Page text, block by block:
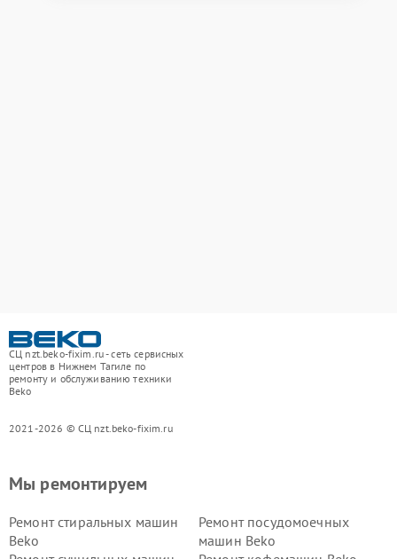
СЦ nzt.beko-fixim.ru - сеть сервисных
центров в Нижнем Тагиле по
ремонту и обслуживанию техники
Beko
2021-2026 © СЦ nzt.beko-fixim.ru
Мы ремонтируем
Ремонт стиральных машин
Beko
Ремонт посудомоечных
машин Beko